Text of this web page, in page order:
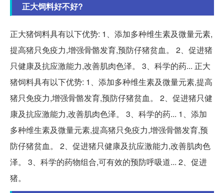
正大饲料好不好?
正大猪饲料具有以下优势: 1、添加多种维生素及微量元素,
提高猪只免疫力,增强骨骼发育,预防仔猪贫血。 2、促进猪
只健康及抗应激能力,改善肌肉色泽。 3、科学的药... 正大
猪饲料具有以下优势: 1、添加多种维生素及微量元素,提高
猪只免疫力,增强骨骼发育,预防仔猪贫血。 2、促进猪只健
康及抗应激能力,改善肌肉色泽。 3、科学的药... 1、添加
多种维生素及微量元素,提高猪只免疫力,增强骨骼发育,预
防仔猪贫血。 2、促进猪只健康及抗应激能力,改善肌肉色
泽。 3、科学的药物组合,可有效的预防呼吸道... 2、促进
猪。